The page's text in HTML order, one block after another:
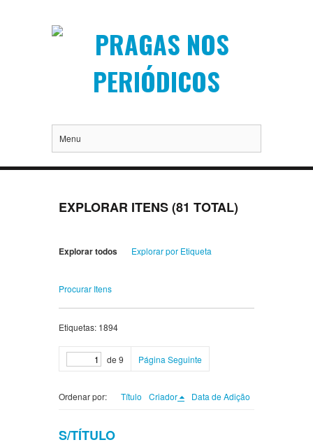
Menu
EXPLORAR ITENS (81 TOTAL)
Explorar todos Explorar por Etiqueta
Procurar Itens
Etiquetas: 1894
de 9 Página Seguinte
Ordenar por: Título Criador Data de Adição
S/TÍTULO